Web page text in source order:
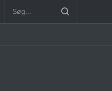
B Station [1886-1930]